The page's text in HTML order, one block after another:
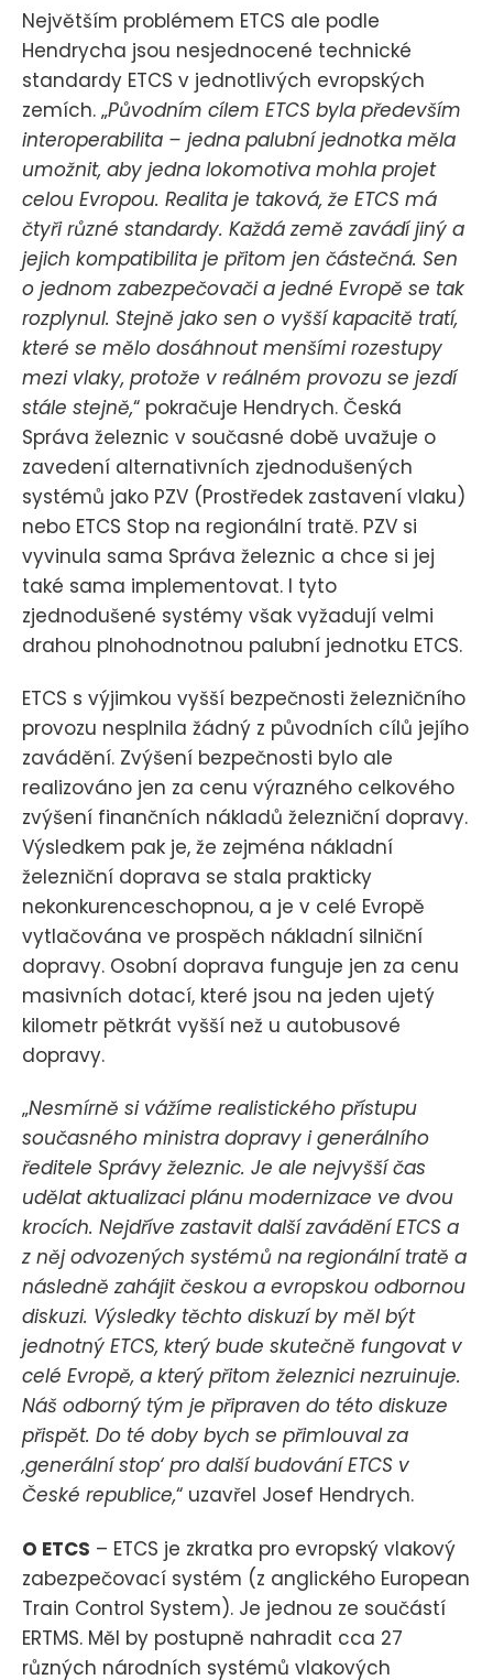
Největším problémem ETCS ale podle
Hendrycha jsou nesjednocené technické
standardy ETCS v jednotlivých evropských
zemích. „Původním cílem ETCS byla především
interoperabilita – jedna palubní jednotka měla
umožnit, aby jedna lokomotiva mohla projet
celou Evropou. Realita je taková, že ETCS má
čtyři různé standardy. Každá země zavádí jiný a
jejich kompatibilita je přitom jen částečná. Sen
o jednom zabezpečovači a jedné Evropě se tak
rozplynul. Stejně jako sen o vyšší kapacitě tratí,
které se mělo dosáhnout menšími rozestupy
mezi vlaky, protože v reálném provozu se jezdí
stále stejně,“ pokračuje Hendrych. Česká
Správa železnic v současné době uvažuje o
zavedení alternativních zjednodušených
systémů jako PZV (Prostředek zastavení vlaku)
nebo ETCS Stop na regionální tratě. PZV si
vyvinula sama Správa železnic a chce si jej
také sama implementovat. I tyto
zjednodušené systémy však vyžadují velmi
drahou plnohodnotnou palubní jednotku ETCS.
ETCS s výjimkou vyšší bezpečnosti železničního
provozu nesplnila žádný z původních cílů jejího
zavádění. Zvýšení bezpečnosti bylo ale
realizováno jen za cenu výrazného celkového
zvýšení finančních nákladů železniční dopravy.
Výsledkem pak je, že zejména nákladní
železniční doprava se stala prakticky
nekonkurenceschopnou, a je v celé Evropě
vytlačována ve prospěch nákladní silniční
dopravy. Osobní doprava funguje jen za cenu
masivních dotací, které jsou na jeden ujetý
kilometr pětkrát vyšší než u autobusové
dopravy.
„Nesmírně si vážíme realistického přístupu
současného ministra dopravy i generálního
ředitele Správy železnic. Je ale nejvyšší čas
udělat aktualizaci plánu modernizace ve dvou
krocích. Nejdříve zastavit další zavádění ETCS a
z něj odvozených systémů na regionální tratě a
následně zahájit českou a evropskou odbornou
diskuzi. Výsledky těchto diskuzí by měl být
jednotný ETCS, který bude skutečně fungovat v
celé Evropě, a který přitom železnici nezruinuje.
Náš odborný tým je připraven do této diskuze
přispět. Do té doby bych se přimlouval za
‚generální stop‘ pro další budování ETCS v
České republice,“ uzavřel Josef Hendrych.
O ETCS – ETCS je zkratka pro evropský vlakový
zabezpečovací systém (z anglického European
Train Control System). Je jednou ze součástí
ERTMS. Měl by postupně nahradit cca 27
různých národních systémů vlakových